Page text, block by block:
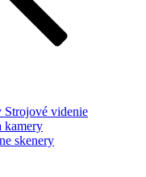
videnie
kamery
skenery